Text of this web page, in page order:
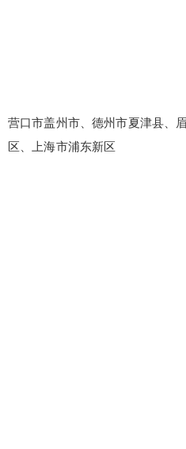
营口市盖州市、德州市夏津县、
区、上海市浦东新区